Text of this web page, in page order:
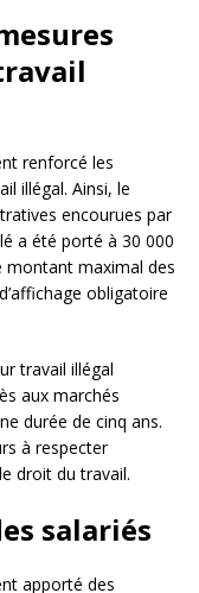
renforcé les
illégal. Ainsi, le
encourues par
a été porté à 30 000
montant maximal des
obligatoire
travail illégal
aux marchés
durée de cinq ans.
à respecter
droit du travail.
salariés
apporté des